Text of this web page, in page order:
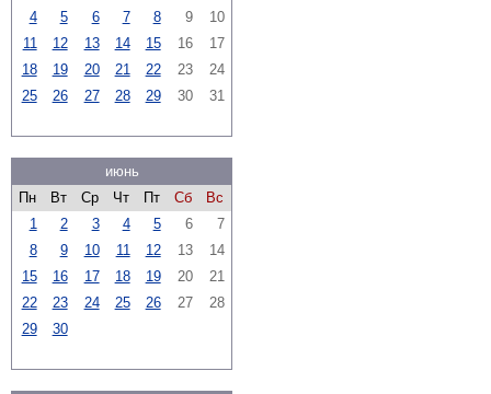
4
5 6 7 8 9
10
11
12 13 14 15 16
17
18
19 20 21 22 23
24
25
26 27 28 29 30 31
июнь
Пн
Вт Ср Чт Пт Сб
Вс
1
2 3 4 5 6
7
8
9 10 11 12 13
14
15
16 17 18 19 20
21
22
23 24 25 26 27
28
29
30